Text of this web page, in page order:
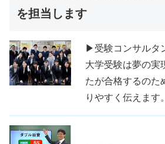
を担当します
▶受験コンサルタ
大学受験は夢の実
たが合格するのた
りやすく伝えます。